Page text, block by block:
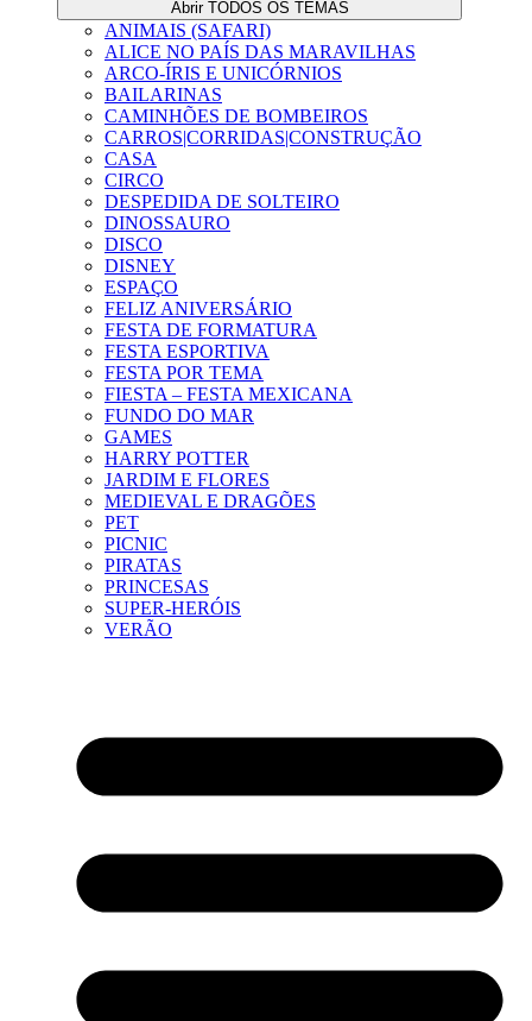
Abrir TODOS OS TEMAS
ANIMAIS (SAFARI)
ALICE NO PAÍS DAS MARAVILHAS
ARCO-ÍRIS E UNICÓRNIOS
BAILARINAS
CAMINHÕES DE BOMBEIROS
CARROS|CORRIDAS|CONSTRUÇÃO
CASA
CIRCO
DESPEDIDA DE SOLTEIRO
DINOSSAURO
DISCO
DISNEY
ESPAÇO
FELIZ ANIVERSÁRIO
FESTA DE FORMATURA
FESTA ESPORTIVA
FESTA POR TEMA
FIESTA – FESTA MEXICANA
FUNDO DO MAR
GAMES
HARRY POTTER
JARDIM E FLORES
MEDIEVAL E DRAGÕES
PET
PICNIC
PIRATAS
PRINCESAS
SUPER-HERÓIS
VERÃO